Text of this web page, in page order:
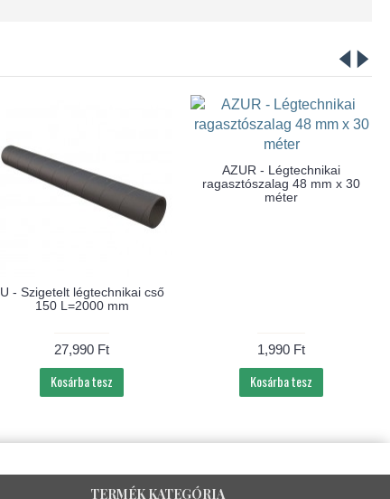
U - Szigetelt légtechnikai cső
150 L=2000 mm
27,990 Ft
Kosárba tesz
AZUR - Légtechnikai
ragasztószalag 48 mm x 30
méter
1,990 Ft
Kosárba tesz
TERMÉK KATEGÓRIA